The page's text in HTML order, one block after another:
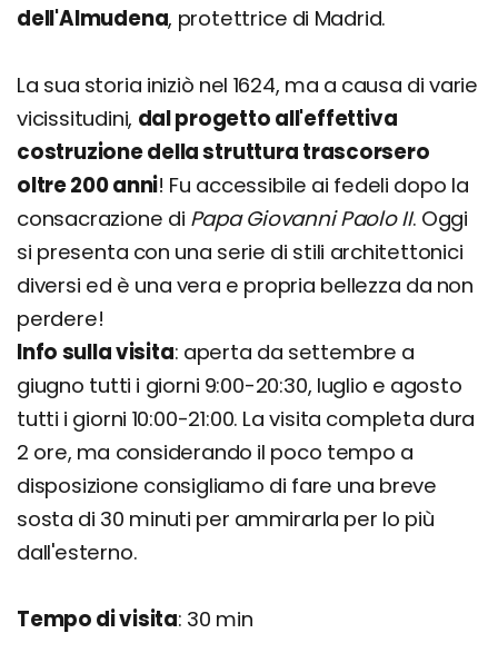
dell'Almudena, protettrice di Madrid.
La sua storia iniziò nel 1624, ma a causa di varie
vicissitudini, dal progetto all'effettiva
costruzione della struttura trascorsero
oltre 200 anni! Fu accessibile ai fedeli dopo la
consacrazione di Papa Giovanni Paolo II. Oggi
si presenta con una serie di stili architettonici
diversi ed è una vera e propria bellezza da non
perdere!
Info sulla visita: aperta da settembre a
giugno tutti i giorni 9:00-20:30, luglio e agosto
tutti i giorni 10:00-21:00. La visita completa dura
2 ore, ma considerando il poco tempo a
disposizione consigliamo di fare una breve
sosta di 30 minuti per ammirarla per lo più
dall'esterno.
Tempo di visita: 30 min